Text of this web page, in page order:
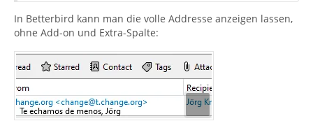
auf solche "Kleinigkeiten" ankommen, ob man motiviert
ist oder nicht.
In Betterbird kann man die volle Addresse anzeigen lassen,
ohne Add-on und Extra-Spalte: